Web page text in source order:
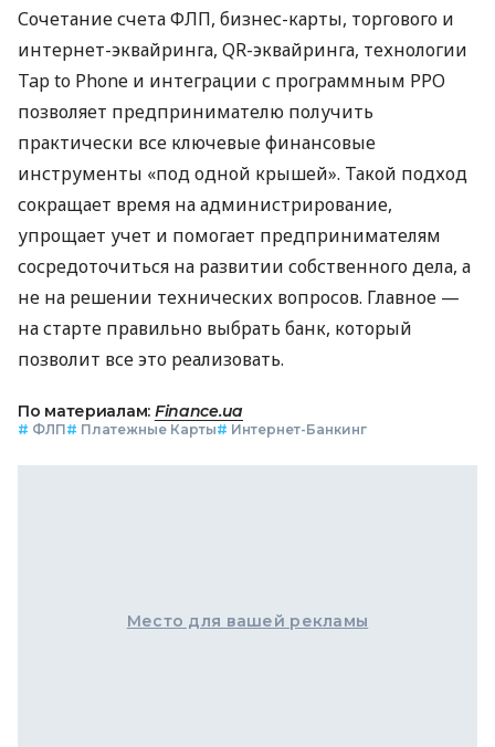
Сочетание счета ФЛП, бизнес-карты, торгового и
интернет-эквайринга, QR-эквайринга, технологии
Tap to Phone и интеграции с программным РРО
позволяет предпринимателю получить
практически все ключевые финансовые
инструменты «под одной крышей». Такой подход
сокращает время на администрирование,
упрощает учет и помогает предпринимателям
сосредоточиться на развитии собственного дела, а
не на решении технических вопросов. Главное —
на старте правильно выбрать банк, который
позволит все это реализовать.
По материалам: Finance.ua
# ФЛП# Платежные Карты# Интернет-Банкинг
Место для вашей рекламы